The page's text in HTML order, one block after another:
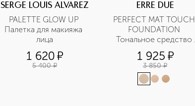
SERGE LOUIS ALVAREZ
PALETTE GLOW UP
Палетка для макияжа
лица
1 620¤
5 400 ¤
ERRE DUE
PERFECT MAT TOUCH
FOUNDATION
Тональное средство
1 925 ¤
3 850 ¤